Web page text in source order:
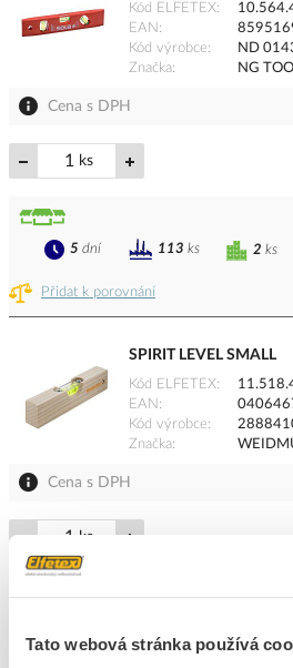
Tato webová stránka používá
Kód ELFETEX
EAN
Kód výrobce
ND
Značka
NG
Cena s DPH
ks
Přidat k porovnání
2 ks
5 dní 113 ks
SPIRIT LEVEL SMALL
Kód ELFETEX
EAN
Kód výrobce
Značka
Cena s DPH
ks
Přidat k porovnání
K objednání
Na dotaz